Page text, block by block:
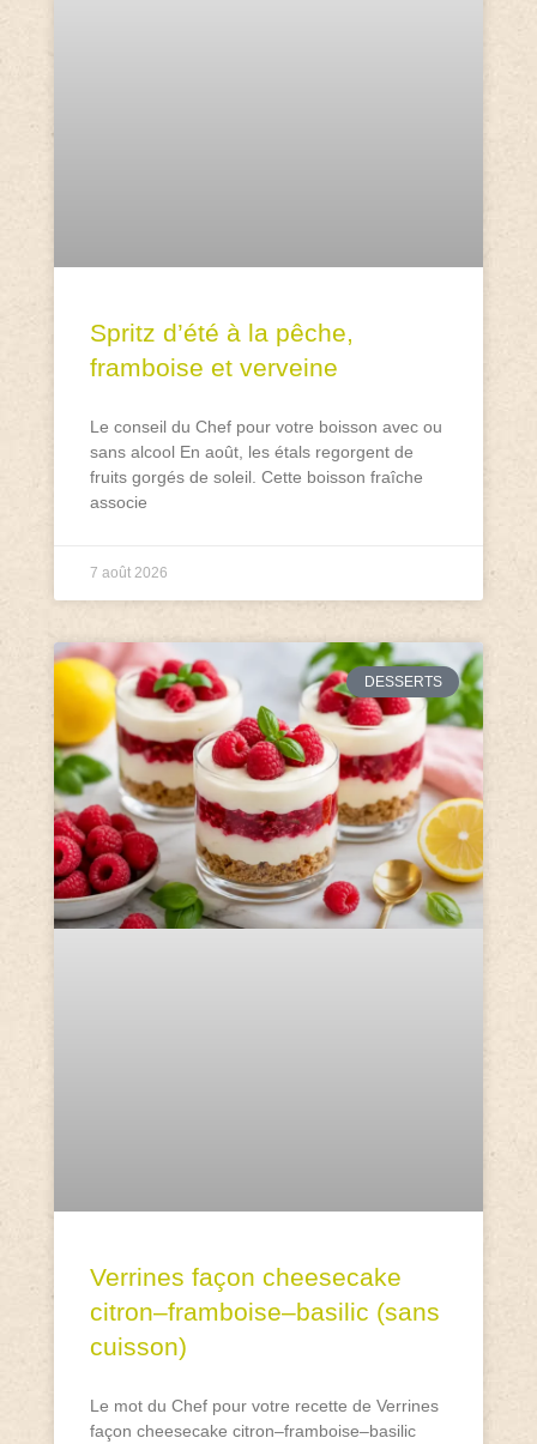
Spritz d’été à la pêche,
framboise et verveine
Le conseil du Chef pour votre boisson avec ou
sans alcool En août, les étals regorgent de
fruits gorgés de soleil. Cette boisson fraîche
associe
7 août 2026
DESSERTS
Verrines façon cheesecake
citron–framboise–basilic (sans
cuisson)
Le mot du Chef pour votre recette de Verrines
façon cheesecake citron–framboise–basilic